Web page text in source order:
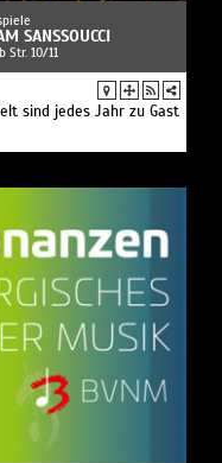
SANSSOUCCI
Str. 10/11
sind jedes Jahr zu Gast